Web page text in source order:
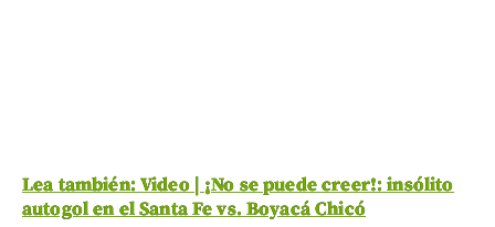
Lea también: Video | ¡No se puede creer!: insólito
autogol en el Santa Fe vs. Boyacá Chicó